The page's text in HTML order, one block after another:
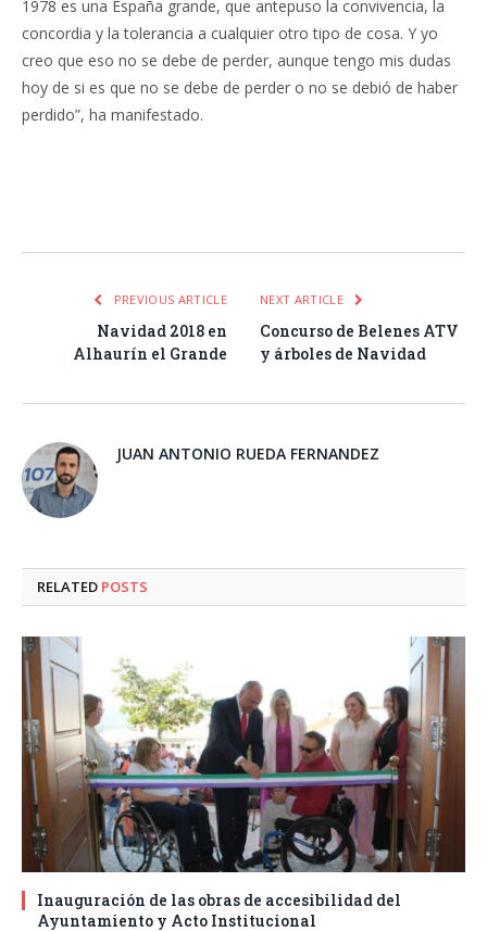
1978 es una España grande, que antepuso la convivencia, la
concordia y la tolerancia a cualquier otro tipo de cosa. Y yo
creo que eso no se debe de perder, aunque tengo mis dudas
hoy de si es que no se debe de perder o no se debió de haber
perdido”, ha manifestado.
PREVIOUS ARTICLE
Navidad 2018 en
Alhaurín el Grande
NEXT ARTICLE
Concurso de Belenes ATV
y árboles de Navidad
JUAN ANTONIO RUEDA FERNANDEZ
RELATED POSTS
Inauguración de las obras de accesibilidad del
Ayuntamiento y Acto Institucional